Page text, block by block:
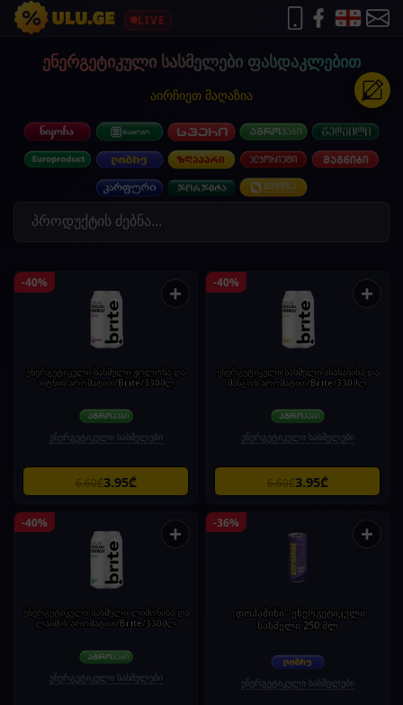
LIVE
ენერგეტიკული სასმელები ფასდაკლებით
აირჩიეთ მაღაზია
-40% +
ენერგეტიკული სასმელი ჟოლოსა და
პიტნის არომატით/Brite/330მლ
ენერგეტიკული სასმელები
6.60₾3.95₾
-40% +
ენერგეტიკული სასმელი ანანასისა და
მანგოს არომატით/Brite/330მლ
ენერგეტიკული სასმელები
6.60₾3.95₾
-40% +
ენერგეტიკული სასმელი ლიმონისა და
ლაიმის არომატით/Brite/330მლ
ენერგეტიკული სასმელები
-36% +
„დოპამინი" ენერგეტიკული
სასმელი 250 მლ
ენერგეტიკული სასმელები